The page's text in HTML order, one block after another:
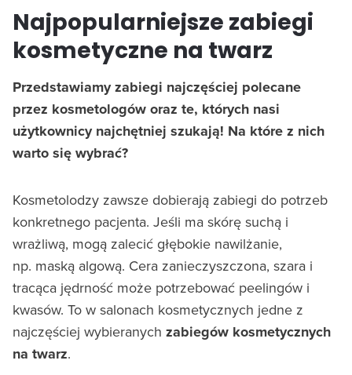
Najpopularniejsze zabiegi
kosmetyczne na twarz
Przedstawiamy zabiegi najczęściej polecane
przez kosmetologów oraz te, których nasi
użytkownicy najchętniej szukają! Na które z nich
warto się wybrać?
Kosmetolodzy zawsze dobierają zabiegi do potrzeb
konkretnego pacjenta. Jeśli ma skórę suchą i
wrażliwą, mogą zalecić głębokie nawilżanie,
np. maską algową. Cera zanieczyszczona, szara i
tracąca jędrność może potrzebować peelingów i
kwasów. To w salonach kosmetycznych jedne z
najczęściej wybieranych zabiegów kosmetycznych
na twarz.